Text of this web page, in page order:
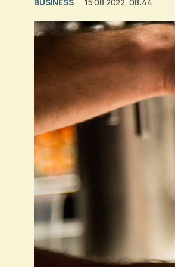
BUSINESS 15.08.2022, 08:44